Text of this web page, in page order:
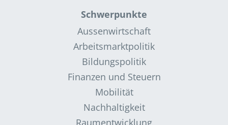
Schwerpunkte
Aussenwirtschaft
Arbeitsmarktpolitik
Bildungspolitik
Finanzen und Steuern
Mobilität
Nachhaltigkeit
Raumentwicklung